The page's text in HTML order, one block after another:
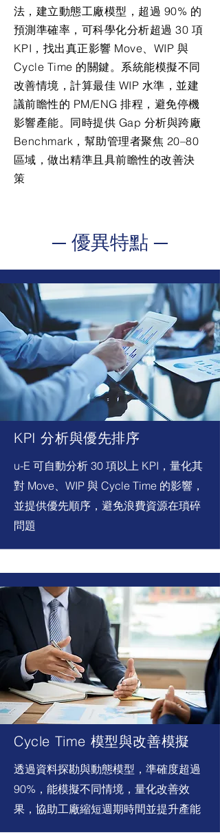
法，建立動態工廠模型，超過 90% 的
預測準確率，可科學化分析超過 30 項
KPI，找出真正影響 Move、WIP 與
Cycle Time 的關鍵。系統能模擬不同
改善情境，計算最佳 WIP 水準，並建
議前瞻性的 PM/ENG 排程，避免停機
影響產能。同時提供 Gap 分析與跨廠
Benchmark，幫助管理者聚焦 20–80
區域，做出精準且具前瞻性的改善決
策
─ 優異特點 ─
KPI 分析與優先排序
u-E 可自動分析 30 項以上 KPI，量化其
對 Move、WIP 與 Cycle Time 的影響，
並提供優先順序，避免浪費資源在瑣碎
問題
Cycle Time 模型與改善模擬
透過資料探勘與動態模型，準確度超過
90%，能模擬不同情境，量化改善效
果，協助工廠縮短週期時間並提升產能